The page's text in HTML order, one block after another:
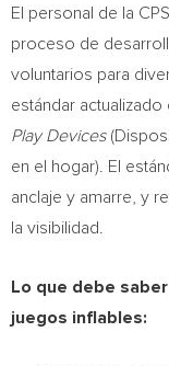
El personal de la
proceso de
voluntarios para
estándar
Play Devices
en el hogar). El
anclaje y amarre, y
la visibilidad.
Lo que debe
juegos inflables: